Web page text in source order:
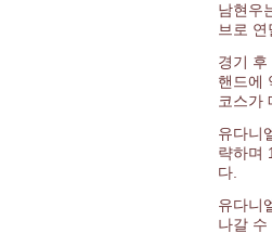
남현우
브로
경기
핸드에
코스가
유다니
략하며
다.
유다니
나갈